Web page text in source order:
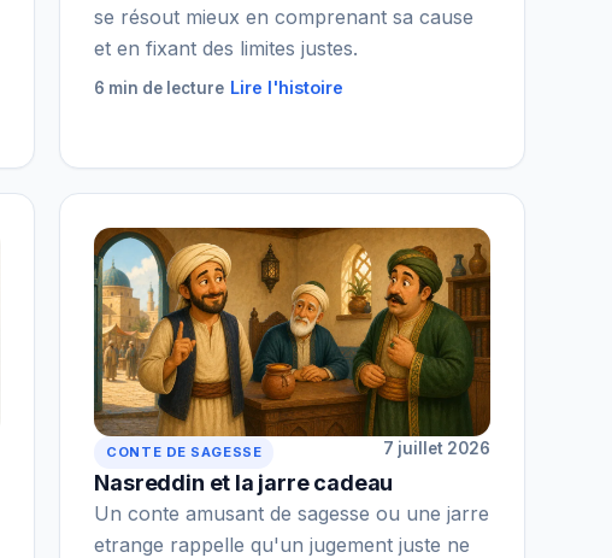
se résout mieux en comprenant sa cause
et en fixant des limites justes.
6 min de lecture Lire l'histoire
CONTE DE SAGESSE 7 juillet 2026
Nasreddin et la jarre cadeau
Un conte amusant de sagesse ou une jarre
etrange rappelle qu'un jugement juste ne